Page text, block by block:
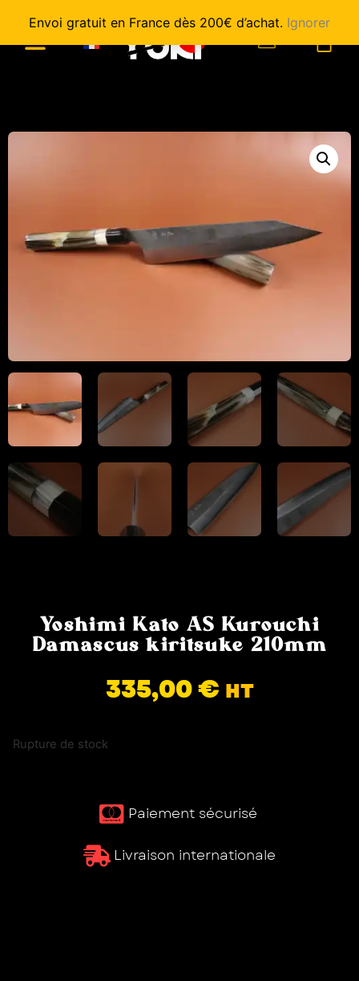
Envoi gratuit en France dès 200€ d’achat. Ignorer
Yoshimi Kato AS Kurouchi
Damascus kiritsuke 210mm
335,00€ HT
Rupture de stock
Paiement sécurisé ​
Livraison internationale